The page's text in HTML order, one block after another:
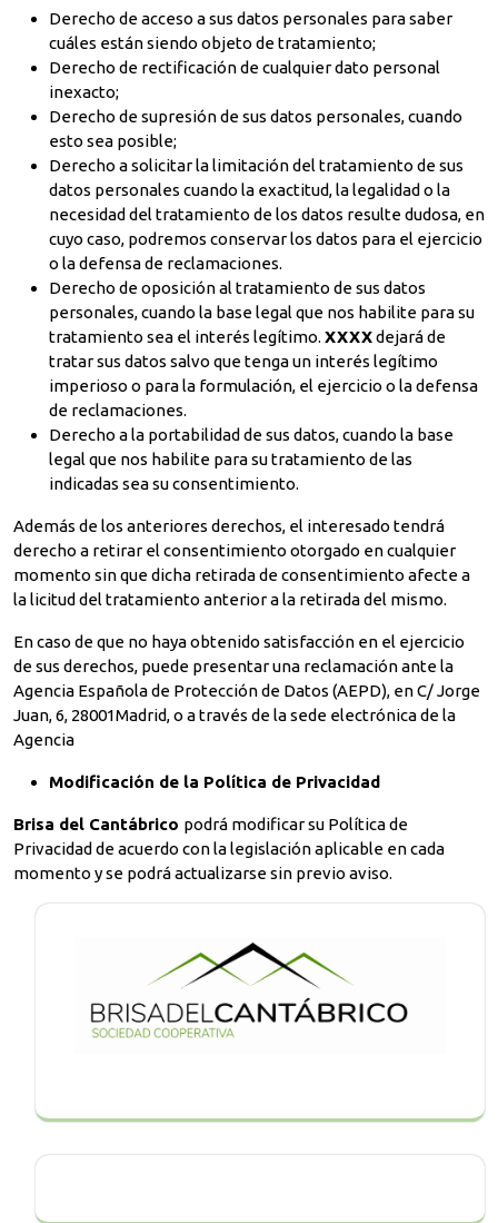
Derecho de acceso a sus datos personales para saber
cuáles están siendo objeto de tratamiento;
Derecho de rectificación de cualquier dato personal
inexacto;
Derecho de supresión de sus datos personales, cuando
esto sea posible;
Derecho a solicitar la limitación del tratamiento de sus
datos personales cuando la exactitud, la legalidad o la
necesidad del tratamiento de los datos resulte dudosa, en
cuyo caso, podremos conservar los datos para el ejercicio
o la defensa de reclamaciones.
Derecho de oposición al tratamiento de sus datos
personales, cuando la base legal que nos habilite para su
tratamiento sea el interés legítimo. XXXXdejará de
tratar sus datos salvo que tenga un interés legítimo
imperioso o para la formulación, el ejercicio o la defensa
de reclamaciones.
Derecho a la portabilidad de sus datos, cuando la base
legal que nos habilite para su tratamiento de las
indicadas sea su consentimiento.
Además de los anteriores derechos, el interesado tendrá
derecho a retirar el consentimiento otorgado en cualquier
momento sin que dicha retirada de consentimiento afecte a
la licitud del tratamiento anterior a la retirada del mismo.
En caso de que no haya obtenido satisfacción en el ejercicio
de sus derechos, puede presentar una reclamación ante la
Agencia Española de Protección de Datos (AEPD), en C/ Jorge
Juan, 6, 28001Madrid, o a través de la sede electrónica de la
Agencia
Modificación de la Política de Privacidad
Brisa del Cantábrico podrá modificar su Política de
Privacidad de acuerdo con la legislación aplicable en cada
momento y se podrá actualizarse sin previo aviso.